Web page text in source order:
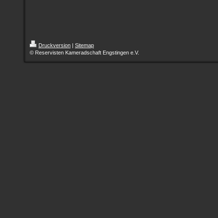
Druckversion | Sitemap
© Reservisten Kameradschaft Engstingen e.V.